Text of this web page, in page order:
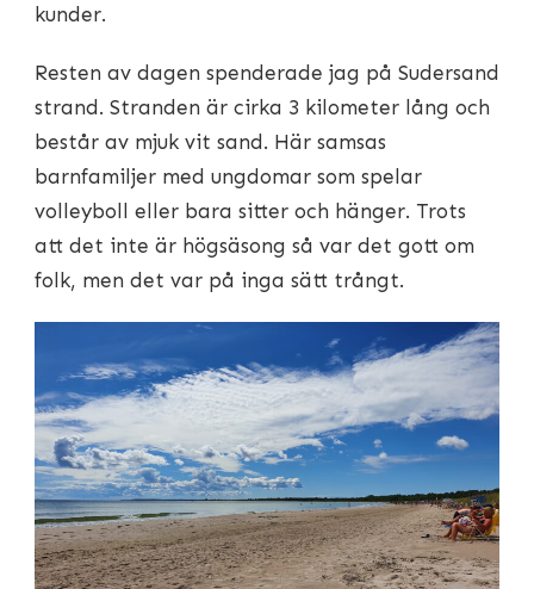
kunder.
Resten av dagen spenderade jag på Sudersand
strand. Stranden är cirka 3 kilometer lång och
består av mjuk vit sand. Här samsas
barnfamiljer med ungdomar som spelar
volleyboll eller bara sitter och hänger. Trots
att det inte är högsäsong så var det gott om
folk, men det var på inga sätt trångt.